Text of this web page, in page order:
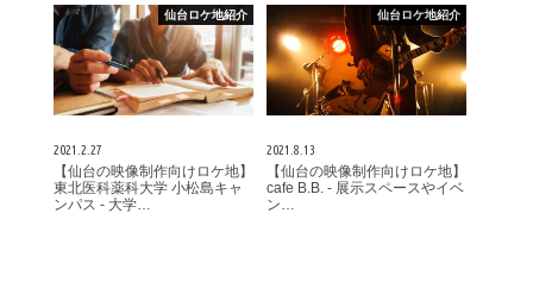
仙台ロケ地紹介
2021.2.27
【仙台の映像制作向けロケ地】
東北医科薬科大学 小松島キャ
ンパス - 大学…
仙台ロケ地紹介
2021.8.13
【仙台の映像制作向けロケ地】
cafe B.B. - 展示スペースやイベ
ン…